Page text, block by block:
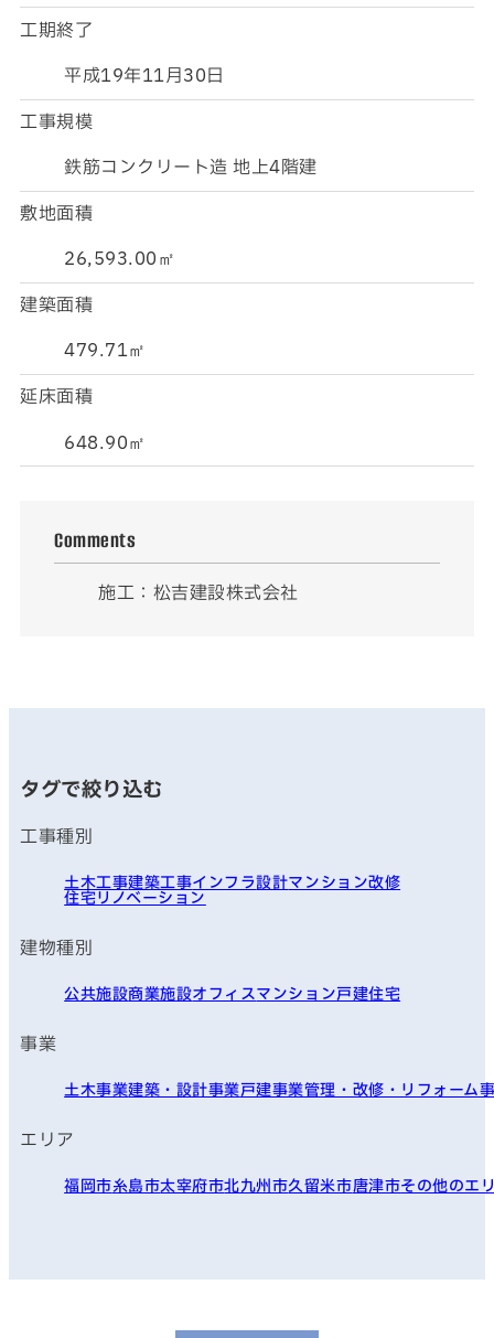
工期終了
平成19年11月30日
工事規模
鉄筋コンクリート造 地上4階建
敷地面積
26,593.00㎡
建築面積
479.71㎡
延床面積
648.90㎡
Comments
施工：松吉建設株式会社
タグで絞り込む
工事種別
土木工事建築工事インフラ設計マンション改修
住宅リノベーション
建物種別
公共施設商業施設オフィスマンション戸建住宅
事業
土木事業建築・設計事業戸建事業管理・改修・リフォーム
エリア
福岡市糸島市太宰府市北九州市久留米市唐津市その他のエ